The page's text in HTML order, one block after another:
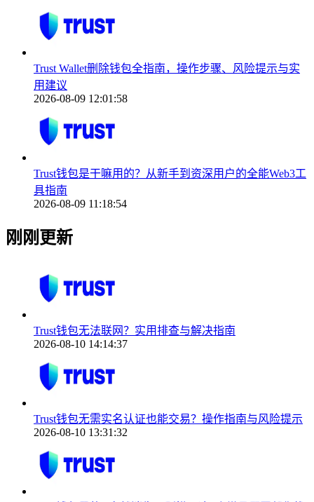
Trust Wallet删除钱包全指南，操作步骤、风险提示与实
用建议
2026-08-09 12:01:58
Trust钱包是干嘛用的？从新手到资深用户的全能Web3工
具指南
2026-08-09 11:18:54
刚刚更新
Trust钱包无法联网？实用排查与解决指南
2026-08-10 14:14:37
Trust钱包无需实名认证也能交易？操作指南与风险提示
2026-08-10 13:31:32